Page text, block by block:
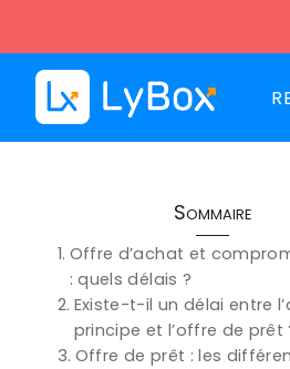
Sommaire
Offre d’achat et
: quels délais ?
Existe-t-il un délai entre
principe et l’offre de prêt
Offre de prêt : les